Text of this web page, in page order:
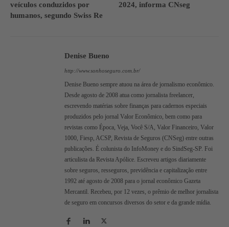
veículos conduzidos por
humanos, segundo Swiss Re
2024, informa CNseg
Denise Bueno
http://www.sonhoseguro.com.br/
Denise Bueno sempre atuou na área de jornalismo econômico.
Desde agosto de 2008 atua como jornalista freelancer,
escrevendo matérias sobre finanças para cadernos especiais
produzidos pelo jornal Valor Econômico, bem como para
revistas como Época, Veja, Você S/A, Valor Financeiro, Valor
1000, Fiesp, ACSP, Revista de Seguros (CNSeg) entre outras
publicações. É colunista do InfoMoney e do SindSeg-SP. Foi
articulista da Revista Apólice. Escreveu artigos diariamente
sobre seguros, resseguros, previdência e capitalização entre
1992 até agosto de 2008 para o jornal econômico Gazeta
Mercantil. Recebeu, por 12 vezes, o prêmio de melhor jornalista
de seguro em concursos diversos do setor e da grande mídia.